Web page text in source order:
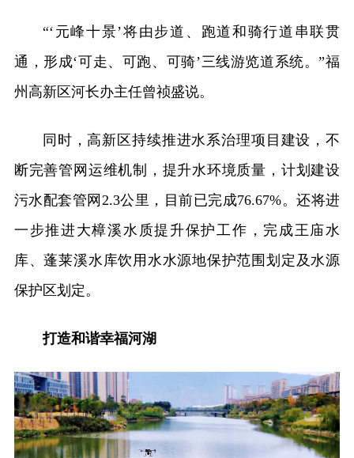
“‘元峰十景’将由步道、跑道和骑行道串联贯
通，形成‘可走、可跑、可骑’三线游览道系统。”福
州高新区河长办主任曾祯盛说。
同时，高新区持续推进水系治理项目建设，不
断完善管网运维机制，提升水环境质量，计划建设
污水配套管网2.3公里，目前已完成76.67%。还将进
一步推进大樟溪水质提升保护工作，完成王庙水
库、蓬莱溪水库饮用水水源地保护范围划定及水源
保护区划定。
打造和谐幸福河湖